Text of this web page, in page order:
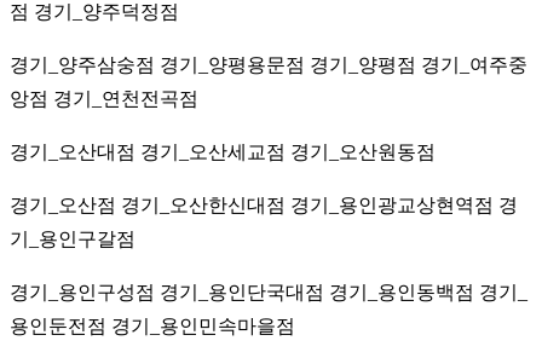
점 경기_양주덕정점
경기_양주삼숭점 경기_양평용문점 경기_양평점 경기_여주중
앙점 경기_연천전곡점
경기_오산대점 경기_오산세교점 경기_오산원동점
경기_오산점 경기_오산한신대점 경기_용인광교상현역점 경
기_용인구갈점
경기_용인구성점 경기_용인단국대점 경기_용인동백점 경기_
용인둔전점 경기_용인민속마을점